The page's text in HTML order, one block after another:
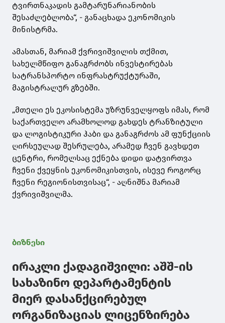
ტვირთნაკადის გამტარუნარიანობის
შესაძლებლობა“, - განაცხადა ეკონომიკის
მინისტრმა.
ამასთან, მარიამ ქვრივიშვილის თქმით,
სახელმწიფო განაგრძობს ინვესტირებას
სატრანსპორტო ინფრასტრუქტურაში,
მაგისტრალურ გზებში.
„მთელი ეს ეკოსისტემა უზრუნველყოფს იმას, რომ
საქართველო არამხოლოდ გახდეს ტრანზიტული
და ლოგისტიკური ჰაბი და განაგრძოს ამ ფუნქციის
ღირსეულად შესრულება, არამედ ჩვენ გავხდეთ
ცენტრი, რომელსაც ექნება დიდი დატვირთვა
ჩვენი ქვეყნის ეკონომიკისთვის, ისევე როგორც
ჩვენი რეგიონისთვისაც“, - აღნიშნა მარიამ
ქვრივიშვილმა.
ბიზნესი
ირაკლი ქადაგიშვილი: აშშ-ის
სახაზინო დეპარტამენტის
მიერ დასანქცირებულ
ორგანიზაციას ლიცენზირება